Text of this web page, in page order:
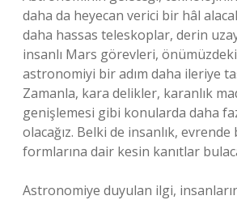
daha da heyecan verici bir hâl
daha hassas teleskoplar, derin
insanlı Mars görevleri, önümüzdeki
astronomiyi bir adım daha ileriye
Zamanla, kara delikler, karanlık
genişlemesi gibi konularda daha
olacağız. Belki de insanlık, evrende
formlarına dair kesin kanıtlar
Astronomiye duyulan ilgi,